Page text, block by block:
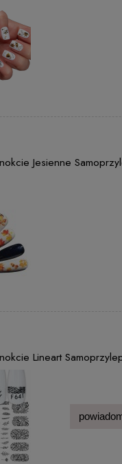
Jesienne
Lineart